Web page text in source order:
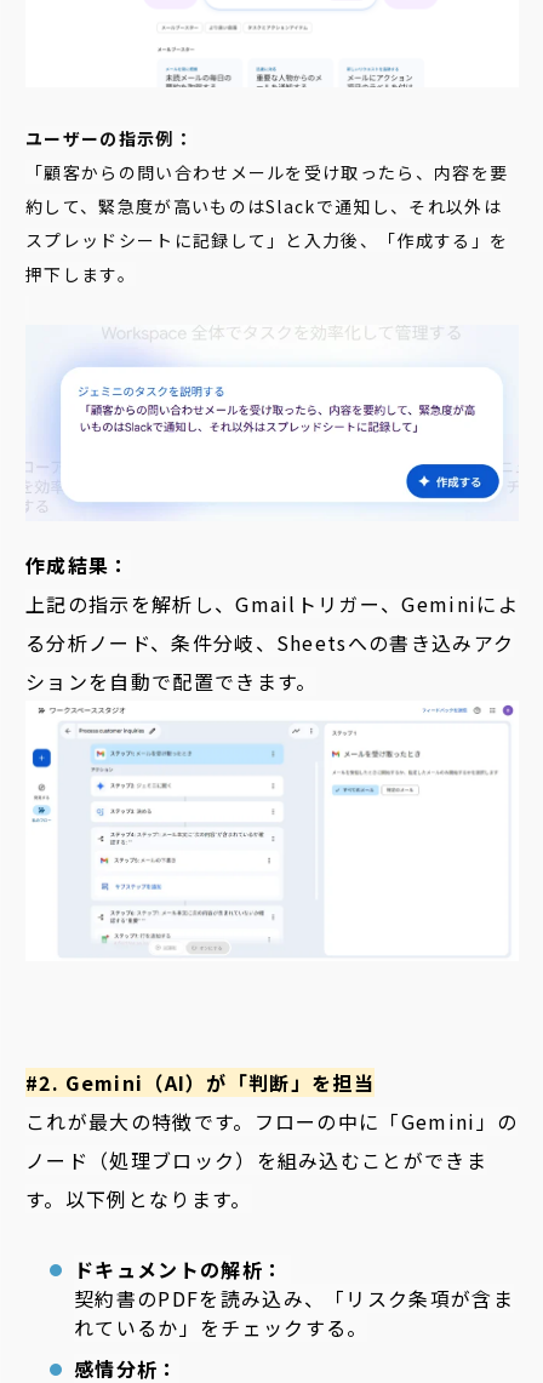
ユーザーの指示例：
「顧客からの問い合わせメールを受け取ったら、内容を要
約して、緊急度が高いものはSlackで通知し、それ以外は
スプレッドシートに記録して」と入力後、「作成する」を
押下します。
作成結果：
上記の指示を解析し、Gmailトリガー、Geminiによ
る分析ノード、条件分岐、Sheetsへの書き込みアク
ションを自動で配置できます。
#2. Gemini（AI）が「判断」を担当
これが最大の特徴です。フローの中に「Gemini」の
ノード（処理ブロック）を組み込むことができま
す。以下例となります。
ドキュメントの解析：
契約書のPDFを読み込み、「リスク条項が含ま
れているか」をチェックする。
感情分析：